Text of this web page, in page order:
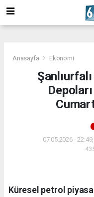
Anasayfa Ekonomi
07.05.2026 -
Küresel petrol